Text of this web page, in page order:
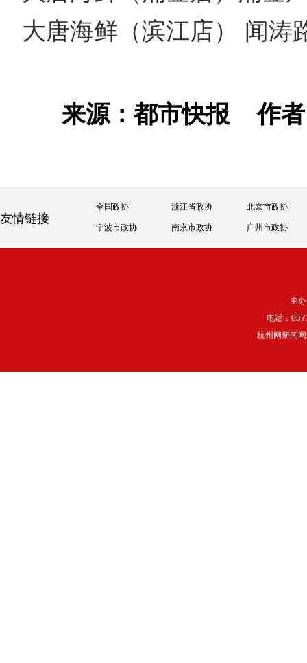
大唐海鲜（滨江店） 闻涛
来源：都市快报作
友情链接
全国政协 浙江省政协 北京市政协
宁波市政协 南京市政协 广州市政协
主
电话：
杭州网新闻